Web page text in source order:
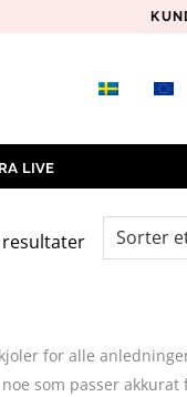
LIVE
resultaterSortert
for alle
som passer akkurat